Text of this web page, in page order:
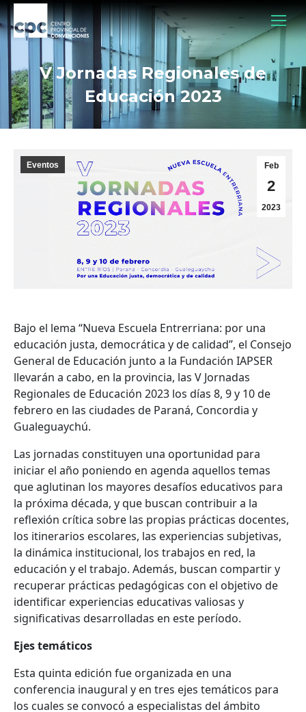
V Jornadas Regionales de
Educación 2023
Feb
2
2023
Eventos
Bajo el lema “Nueva Escuela Entrerriana: por una
educación justa, democrática y de calidad”, el Consejo
General de Educación junto a la Fundación IAPSER
llevarán a cabo, en la provincia, las V Jornadas
Regionales de Educación 2023 los días 8, 9 y 10 de
febrero en las ciudades de Paraná, Concordia y
Gualeguaychú.
Las jornadas constituyen una oportunidad para
iniciar el año poniendo en agenda aquellos temas
que aglutinan los mayores desafíos educativos para
la próxima década, y que buscan contribuir a la
reflexión crítica sobre las propias prácticas docentes,
los itinerarios escolares, las experiencias subjetivas,
la dinámica institucional, los trabajos en red, la
educación y el trabajo. Además, buscan compartir y
recuperar prácticas pedagógicas con el objetivo de
identificar experiencias educativas valiosas y
significativas desarrolladas en este período.
Ejes temáticos
Esta quinta edición fue organizada en una
conferencia inaugural y en tres ejes temáticos para
los cuales se convocó a especialistas del ámbito